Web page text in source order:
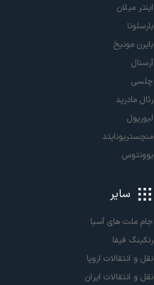
اینتر میلان
بارسلونا
بایرن مونیخ
آرسنال
چلسی
رئال مادرید
لیورپول
منچستریونایتد
یوونتوس
سایر
جام ملت های آسیا
رنکینگ فیفا
نقل و انتقالات اروپا
نقل و انتقالات ایران